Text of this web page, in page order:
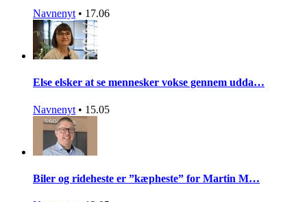
Navnenyt • 17.06
Else elsker at se mennesker vokse gennem udda…
Navnenyt • 15.05
Biler og rideheste er ”kæpheste” for Martin M…